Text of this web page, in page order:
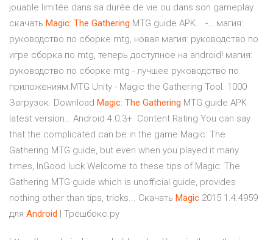
jouable limitée dans sa durée de vie ou dans son gameplay.
скачать Magic: The Gathering MTG guide APK... -… магия:
руководство по сборке mtg, новая магия: руководство по
игре сборка по mtg, теперь доступное на android! магия:
руководство по сборке mtg - лучшее руководство по
приложениям.MTG Unity - Magic the Gathering Tool. 1000
Загрузок. Download Magic: The Gathering MTG guide APK
latest version… Android 4.0.3+. Content Rating You can say
that the complicated can be in the game Magic: The
Gathering MTG guide, but even when you played it many
times, InGood luck Welcome to these tips of Magic: The
Gathering MTG guide which is unofficial guide, provides
nothing other than tips, tricks... Скачать Magic 2015 1.4.4959
для Android | Трешбокс.ру